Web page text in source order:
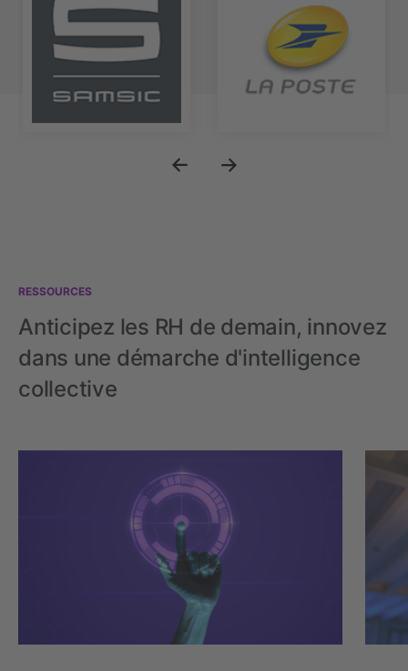
RESSOURCES
Anticipez les RH de demain, innovez
dans une démarche d'intelligence
collective